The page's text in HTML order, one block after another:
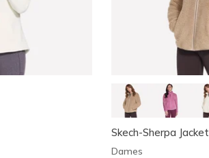
Skech-Sherpa Jacket
Dames